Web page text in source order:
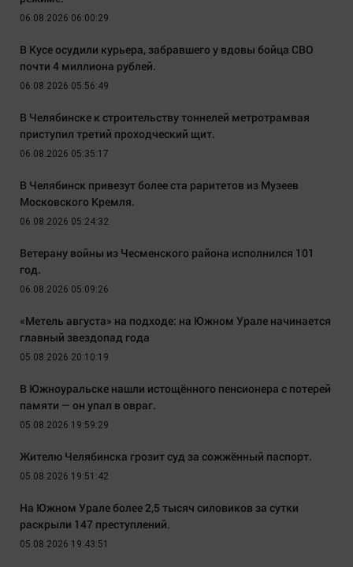
06.08.2026 06:00:29
В Кусе осудили курьера, забравшего у вдовы бойца СВО
почти 4 миллиона рублей.
06.08.2026 05:56:49
В Челябинске к строительству тоннелей метротрамвая
приступил третий проходческий щит.
06.08.2026 05:35:17
В Челябинск привезут более ста раритетов из Музеев
Московского Кремля.
06.08.2026 05:24:32
Ветерану войны из Чесменского района исполнился 101
год.
06.08.2026 05:09:26
«Метель августа» на подходе: на Южном Урале начинается
главный звездопад года
05.08.2026 20:10:19
В Южноуральске нашли истощённого пенсионера с потерей
памяти — он упал в овраг.
05.08.2026 19:59:29
Жителю Челябинска грозит суд за сожжённый паспорт.
05.08.2026 19:51:42
На Южном Урале более 2,5 тысяч силовиков за сутки
раскрыли 147 преступлений.
05.08.2026 19:43:51